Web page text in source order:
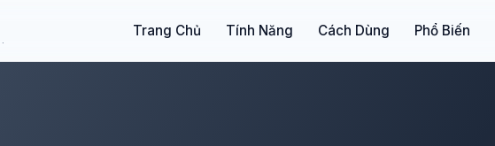
Trang Chủ Tính Năng Cách Dùng Phổ Biến